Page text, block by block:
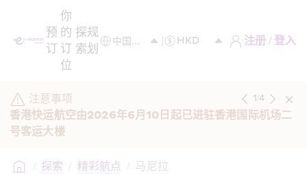
预
订
你
的
订
位
探
索
规
划
注册 / 登入
注意事项
香港快运航空由2026年6月10日起已进驻香港国际机场二
号客运大楼
1/4
/ 探索 / 精彩航点 / 马尼拉